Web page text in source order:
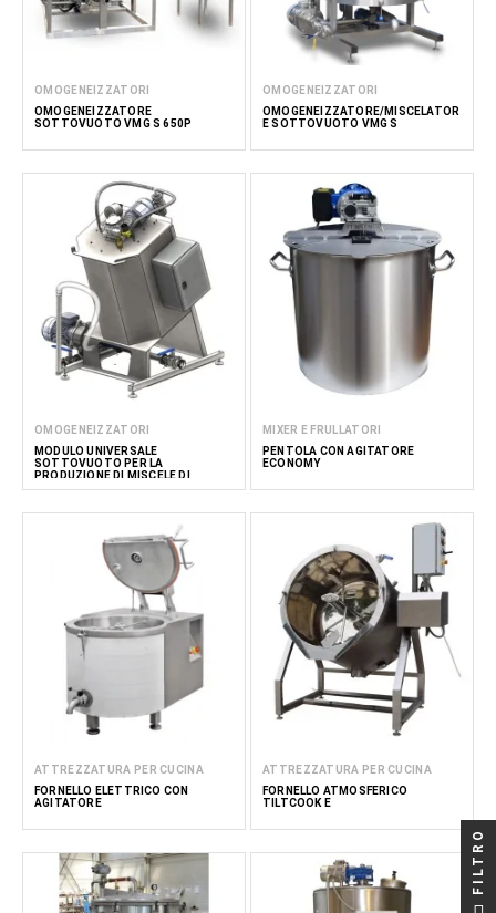
OMOGENEIZZATORI
OMOGENEIZZATORE
SOTTOVUOTO VMG S 650P
OMOGENEIZZATORI
OMOGENEIZZATORE/MISCELATOR
E SOTTOVUOTO VMG S
OMOGENEIZZATORI
MODULO UNIVERSALE
SOTTOVUOTO PER LA
PRODUZIONE DI MISCELE DI
GELATO A BASE DI LATTE 100
MIXER E FRULLATORI
PENTOLA CON AGITATORE
ECONOMY
ATTREZZATURA PER CUCINA
FORNELLO ELETTRICO CON
AGITATORE
ATTREZZATURA PER CUCINA
FORNELLO ATMOSFERICO
TILTCOOK E
FILTRO